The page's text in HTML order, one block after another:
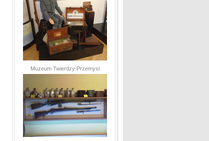
Muzeum Twierdzy Przemysl